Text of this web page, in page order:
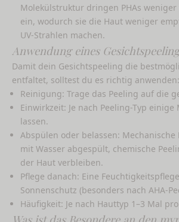
Molekülstruktur dringen PHAs
ein, wodurch sie die Haut weniger
UV-Strahlen machen.
Anwendung eines
Damit dein Gesichtspeeling die
entfaltet, solltest du es richtig anwenden:
Reinigung: Trage das Peeling auf die
Einwirkzeit: Je nach Peeling-Typ
lassen.
Abspülen oder belassen: Mechanische
mit Wasser abgespült, chemische
der Haut verbleiben.
Pflege danach: Eine
Sonnenschutz (besonders nach AHA-
Häufigkeit: Je nach Hauttyp 1–3 Mal